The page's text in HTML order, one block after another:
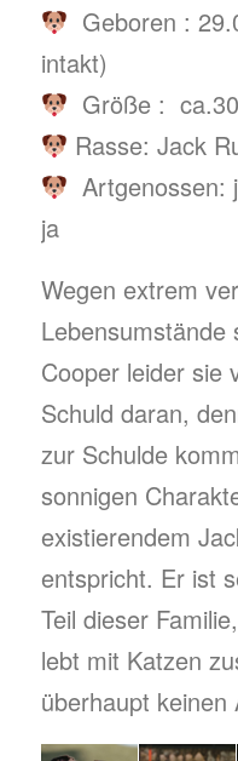
Geboren :
intakt)
Größe :
Rasse: Jack
Artgenossen:
ja
Wegen extrem
Lebensumstände
Cooper leider sie
Schuld daran,
zur Schulde
sonnigen
existierendem
entspricht. Er ist
Teil dieser
lebt mit Katzen
überhaupt keinen